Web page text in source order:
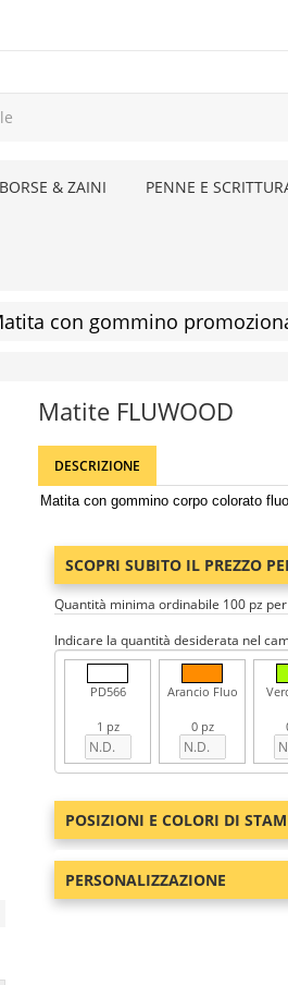
BORSE & ZAINI PENNE E
con gommino
Matite FLUWOOD
DESCRIZIONE
Matita con gommino corpo colorato
SCOPRI SUBITO IL PREZZO
Quantità minima ordinabile 100 pz
Indicare la quantità desiderata nel
PD566
1 pz
Arancio Fluo
0 pz
POSIZIONI E COLORI DI
PERSONALIZZAZIONE